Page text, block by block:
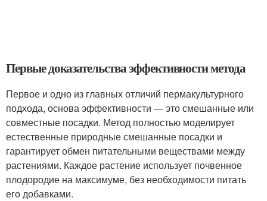
Первые доказательства эффективности метода
Первое и одно из главных отличий пермакультурного
подхода, основа эффективности — это смешанные или
совместные посадки. Метод полностью моделирует
естественные природные смешанные посадки и
гарантирует обмен питательными веществами между
растениями. Каждое растение использует почвенное
плодородие на максимуме, без необходимости питать
его добавками.